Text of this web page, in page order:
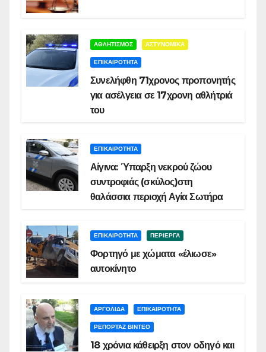
ΑΘΛΗΤΙΣΜΟΣ ΑΣΤΥΝΟΜΙΚΑ
ΕΠΙΚΑΙΡΟΤΗΤΑ
Συνελήφθη 71χρονος προπονητής
για ασέλγεια σε 17χρονη αθλήτριά
του
ΕΠΙΚΑΙΡΟΤΗΤΑ
Αίγινα: Ύπαρξη νεκρού ζώου
συντροφιάς (σκύλος)στη
θαλάσσια περιοχή Αγία Σωτήρα
ΕΠΙΚΑΙΡΟΤΗΤΑ ΠΕΡΙΕΡΓΑ
Φορτηγό με χώματα «έλιωσε»
αυτοκίνητο
ΑΡΓΟΛΙΔΑ ΕΠΙΚΑΙΡΟΤΗΤΑ
ΡΕΠΟΡΤΑΖ ΒΙΝΤΕΟ
18 χρόνια κάθειρξη στον οδηγό και